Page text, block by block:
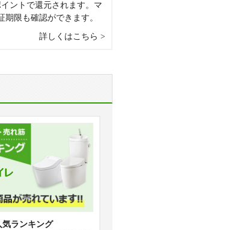
ントで還元されます。マ
限も確認ができます。
詳しくはこちら
気ランキング